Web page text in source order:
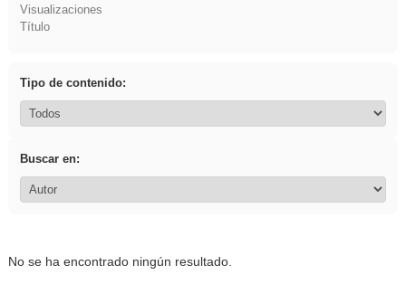
Visualizaciones
Título
Tipo de contenido:
Buscar en:
No se ha encontrado ningún resultado.